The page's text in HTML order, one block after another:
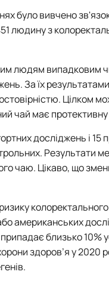
було вивчено
людину з
людям випадковим
За їх
Цілком
чай має
досліджень і
Результати
чаю. Цікаво, що
американських
близько 10%
здоров’я у